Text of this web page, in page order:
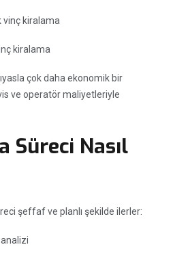
vinç kiralama
kiralama
çok daha ekonomik bir
ve operatör maliyetleriyle
Süreci Nasıl
şeffaf ve planlı şekilde ilerler: